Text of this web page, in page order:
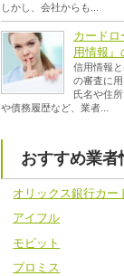
しかし、会社からも...
カード
用情報』
信用情報
の審査に
氏名や住
や債務履歴など、業者...
おすすめ業者
オリックス銀行カー
アイフル
モビット
プロミス